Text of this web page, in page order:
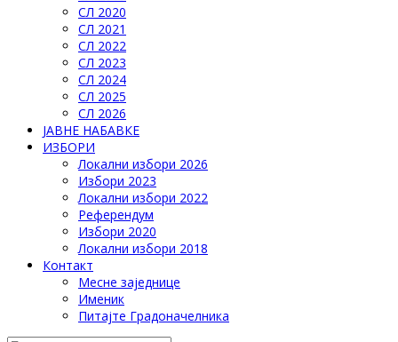
СЛ 2020
СЛ 2021
СЛ 2022
СЛ 2023
СЛ 2024
СЛ 2025
СЛ 2026
ЈАВНЕ НАБАВКЕ
ИЗБОРИ
Локални избори 2026
Избори 2023
Локални избори 2022
Референдум
Избори 2020
Локални избори 2018
Контакт
Месне заједнице
Именик
Питајте Градоначелника